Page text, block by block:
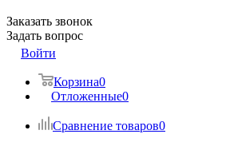
Заказать звонок
Задать вопрос
Войти
Корзина0
Отложенные0
Сравнение товаров0